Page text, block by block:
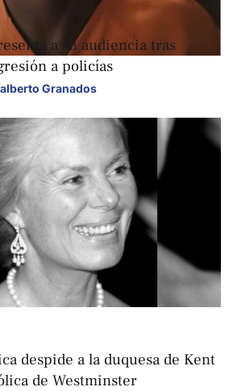
a su audiencia tras
a policías
Granados
despide a la duquesa de Kent
de Westminster